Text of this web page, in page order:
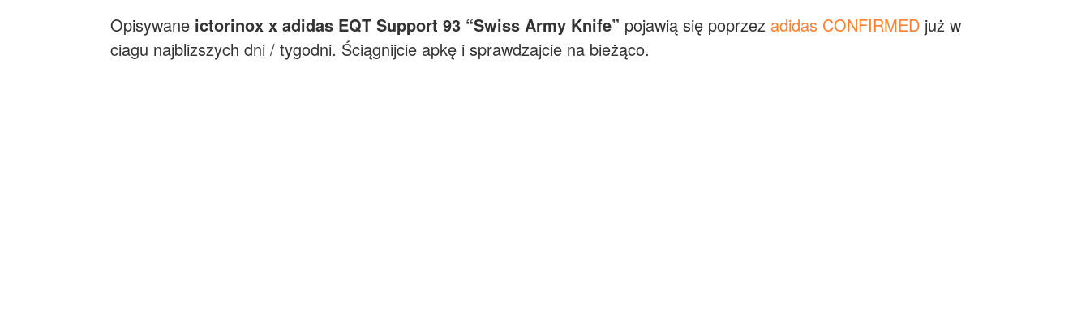
Opisywane ictorinox x adidas EQT Support 93 “Swiss Army Knife” pojawią się poprzez adidas CONFIRMED już w
ciagu najblizszych dni / tygodni. Ściągnijcie apkę i sprawdzajcie na bieżąco.